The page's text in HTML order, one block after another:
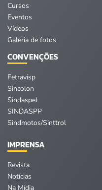
Cursos
Eventos
Vídeos
Galeria de fotos
CONVENÇÕES
Fetravisp
Sincolon
Sindaspel
SINDASPP
Sindmotos/Sinttrol
IMPRENSA
Revista
Notícias
Na Mídia